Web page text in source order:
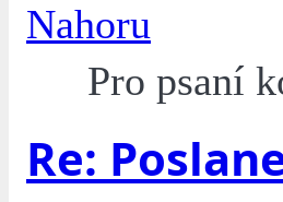
Nahoru
Pro psaní
Re: